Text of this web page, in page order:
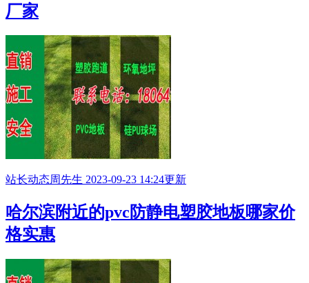
厂家
站长动态周先生 2023-09-23 14:24更新
哈尔滨附近的pvc防静电塑胶地板哪家价
格实惠